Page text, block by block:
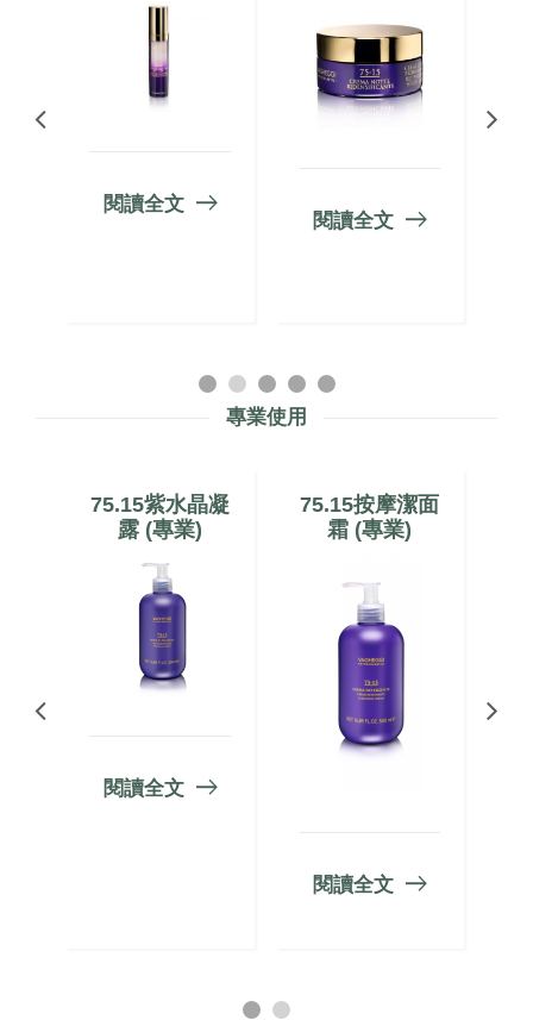
閱讀全文
閱讀全文
專業使用
75.15紫水晶凝
露 (專業)
閱讀全文
75.15按摩潔面
霜 (專業)
閱讀全文